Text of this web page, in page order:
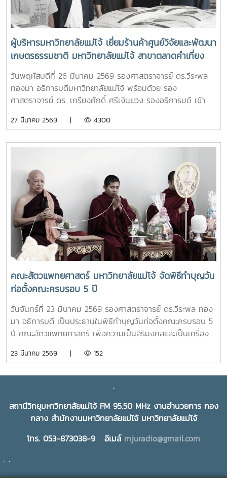
ผู้บริหารมหาวิทยาลัยแม่โจ้ เยี่ยมร้านค้าศูนย์วิจัยและพัฒนา
เกษตรธรรมชาติ มหาวิทยาลัยแม่โจ้ สาขาตลาดคำเที่ยง
เพื่อเป็นแหล่งรวมสินค้าออร์แกนิก และ ผลิตภัณฑ์สินค้า
เกษตรอินทรีย์
วันพฤหัสบดีที่ 26 มีนาคม 2569 รองศาสตราจารย์ ดร.วีระพล
ทองมา อธิการบดีมหาวิทยาลัยแม่โจ้ พร้อมด้วย รอง
ศาสตราจารย์ ดร. เกรียงศักดิ์ ศรีเงินยวง รองอธิการบดี เข้า
พัฒนาเกษตรธรรมชาติ มหาวิทยาลัยแม่โจ้ สาขาตลาดคำเที่ยง
และ ผลิตภัณฑ์สินค้าเกษตรอินทรีย์ ที่ผลิตโดยศูนย์วิจัยและ
พัฒนาเกษตรธรรมชาติ มหาวิทยาลัยแม่โจ้ และเป็นการอำนวย
ความสะดวกให้กับผู้ที่ต้องการซื้อสินค้าเกษตรอินทรีย์ของ
ศูนย์วิจัยและพัฒนาเกษตรธรรมชาติ มหาวิทยาลัยแม่โจ้ ให้
สามารถหาซื้อสินค้าได้งานขึ้นเปิดให้บริการทุกวัน ตั้งแต่เวลา
08.00 - 17.00 น.สอบถามรายละเอียดเพิ่มเติม โทร. 084-
4888305แผนที่ :
https://maps.app.goo.gl/JDtHViw1tcQPDB9S9
27 มีนาคม 2569 | 4300
คณะสัตวแพทยศาสตร์ มหาวิทยาลัยแม่โจ้ จัดพิธีทำบุญวัน
ก่อตั้งคณะครบรอบ 5 ปี
วันจันทร์ที่ 23 มีนาคม 2569 รองศาสตราจารย์ ดร.วีระพล ทอง
มา อธิการบดี เป็นประธานในพิธีทำบุญวันก่อตั้งคณะครบรอบ 5
ปี คณะสัตวแพทยศาสตร์ เพื่อความเป็นสิริมงคลและเป็นเครื่อง
โอกาสนี้ได้รับเกียรติจาก ผู้บริหารมหาวิทยาลัย ผู้บริหารคณะสัตว
23 มีนาคม 2569 | 152
.
สถานีวิทยุมหาวิทยาลัยแม่โจ้ FM 95.50 MHz งานอำนวยการ กอง
กลาง สำนักงานมหาวิทยาลัยแม่โจ้ มหาวิทยาลัยแม่โจ้
โทร. 053-873038-9 อีเมล์ mjuradio@gmail.com
. .